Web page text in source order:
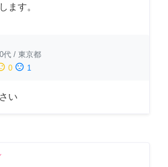
ます。
代 / 東京都
0 sentiment_dissatisfied 1
い